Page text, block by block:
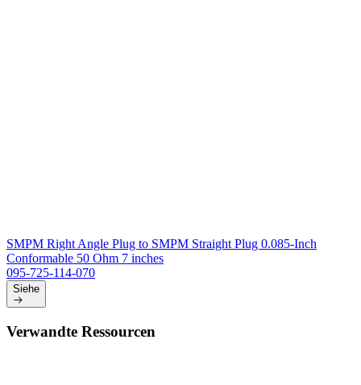
SMPM Right Angle Plug to SMPM Straight Plug 0.085-Inch
Conformable 50 Ohm 7 inches
095-725-114-070
Siehe
Verwandte Ressourcen